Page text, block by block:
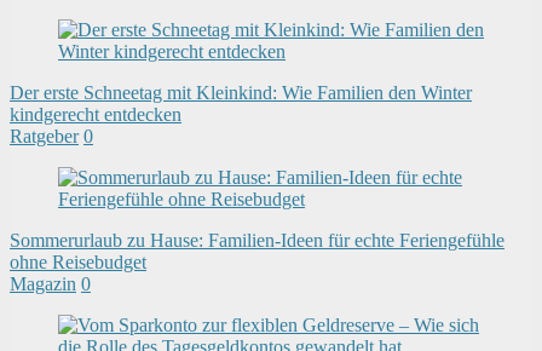
Der erste Schneetag mit Kleinkind: Wie Familien den Winter
kindgerecht entdecken
Ratgeber 0
Sommerurlaub zu Hause: Familien-Ideen für echte Feriengefühle
ohne Reisebudget
Magazin 0